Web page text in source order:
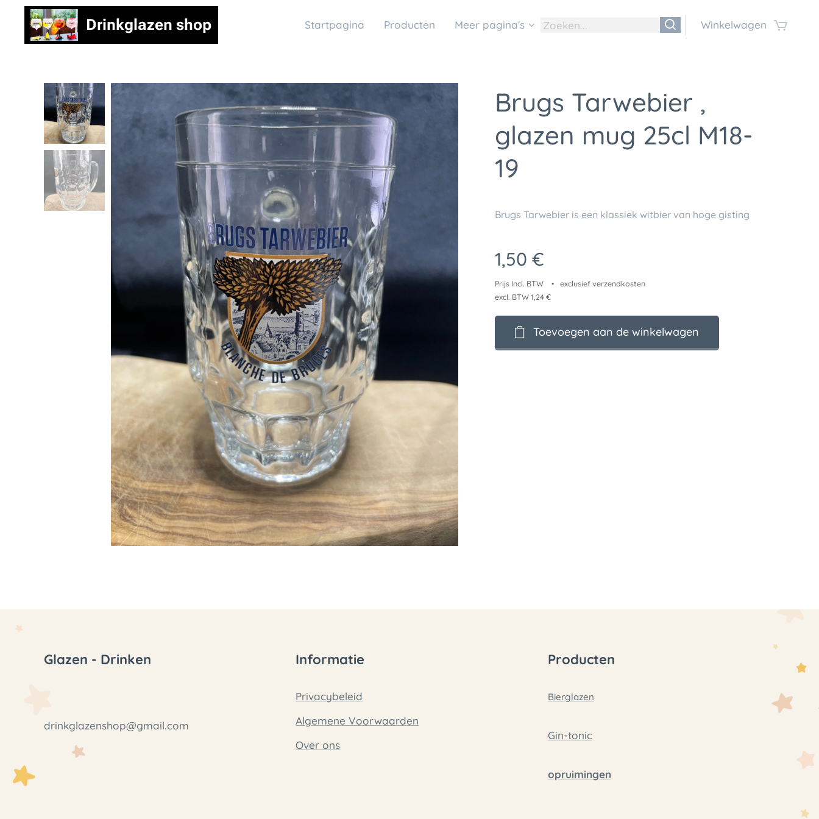
Drinkglazen shop Startpagina Producten Meer pagina's Winkelwagen
Brugs Tarwebier ,
glazen mug 25cl M18-
19
Brugs Tarwebier is een klassiek witbier van hoge gisting
1,50 €
Prijs Incl. BTW
exclusief verzendkosten
excl. BTW 1,24 €
Toevoegen aan de winkelwagen
Glazen - Drinken
drinkglazenshop@gmail.com
Informatie
Privacybeleid
Algemene Voorwaarden
Over ons
Producten
Bierglazen
Gin-tonic
opruimingen